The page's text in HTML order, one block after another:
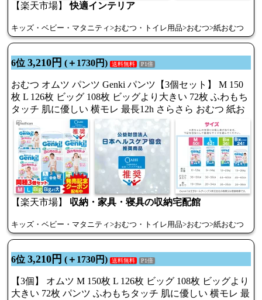
【楽天市場】快適インテリア
キッズ・ベビー・マタニティ>おむつ・トイレ用品>おむつ>紙おむつ
6位 3,210円 (＋1730円) 送料無料 P1倍
おむつ オムツ パンツ Genki パンツ【3個セット】 M 150
枚 L 126枚 ビッグ 108枚 ビッグより大きい 72枚 ふわもち
タッチ 肌に優しい 横モレ 最長12h さらさら おむつ 紙お
【楽天市場】 収納・家具・寝具の収納宅配館
キッズ・ベビー・マタニティ>おむつ・トイレ用品>おむつ>紙おむつ
6位 3,210円 (＋1730円) 送料無料 P1倍
【3個】 オムツ M 150枚 L 126枚 ビッグ 108枚 ビッグより
大きい 72枚 パンツ ふわもちタッチ 肌に優しい 横モレ 最